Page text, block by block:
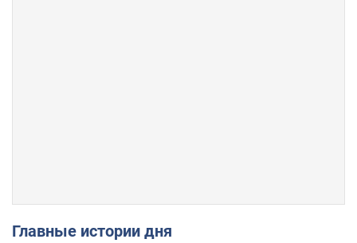
Главные истории дня